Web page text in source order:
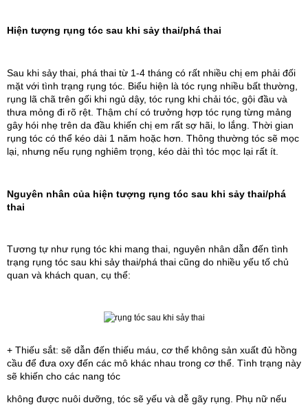
Hiện tượng rụng tóc sau khi sảy thai/phá thai
Sau khi sảy thai, phá thai từ 1-4 tháng có rất nhiều chị em phải đối
mặt với tình trạng rụng tóc. Biểu hiện là tóc rụng nhiều bất thường,
rụng lã chã trên gối khi ngủ dậy, tóc rụng khi chải tóc, gội đầu và
thưa mỏng đi rõ rệt. Thậm chí có trưởng hợp tóc rụng từng mảng
gây hói nhẹ trên da đầu khiến chị em rất sợ hãi, lo lắng. Thời gian
rụng tóc có thể kéo dài 1 năm hoặc hơn. Thông thường tóc sẽ mọc
lại, nhưng nếu rụng nghiêm trọng, kéo dài thì tóc mọc lại rất ít.
Nguyên nhân của hiện tượng rụng tóc sau khi sảy thai/phá
thai
Tương tự như rụng tóc khi mang thai, nguyên nhân dẫn đến tình
trạng rụng tóc sau khi sảy thai/phá thai cũng do nhiều yếu tố chủ
quan và khách quan, cụ thể:
+ Thiếu sắt: sẽ dẫn đến thiếu máu, cơ thể không sản xuất đủ hồng
cầu để đưa oxy đến các mô khác nhau trong cơ thể. Tình trạng này
sẽ khiến cho các nang tóc
không được nuôi dưỡng, tóc sẽ yếu và dễ gãy rụng. Phụ nữ nếu